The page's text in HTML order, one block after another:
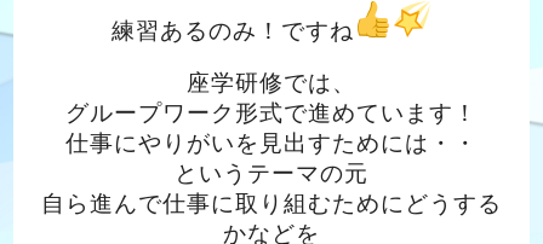
練習あるのみ！ですね
座学研修では、
グループワーク形式で進めています！
仕事にやりがいを見出すためには・・
というテーマの元
自ら進んで仕事に取り組むためにどうする
かなどを